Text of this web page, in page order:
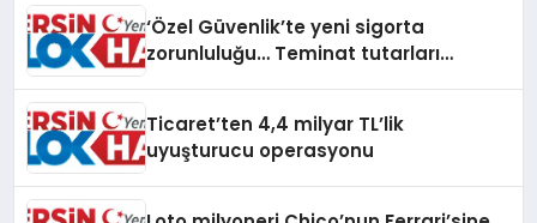
‘Özel Güvenlik’te yeni sigorta
zorunluluğu… Teminat tutarları
Ticaret’ten 4,4 milyar TL’lik
uyuşturucu operasyonu